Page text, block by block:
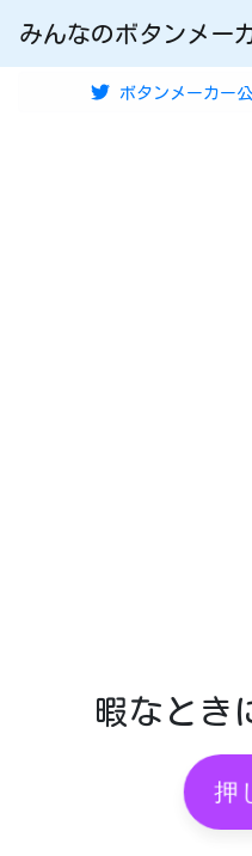
みんなのボタンメー
ボタンメーカー
暇なとき
押